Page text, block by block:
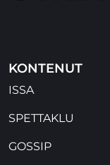
KONTENUT
ISSA
SPETTAKLU
GOSSIP